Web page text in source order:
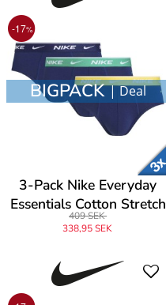
-17%
BIGPACK| Deal
3-Pack Nike Everyday
Essentials Cotton Stretch
Hip Brief
409 SEK
338,95 SEK